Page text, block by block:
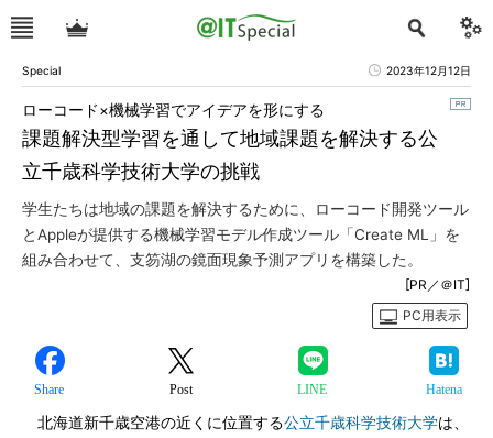
Special 2023年12月12日
課題解決型学習を通して地域課題を解決する公
立千歳科学技術大学の挑戦
ローコード×機械学習でアイデアを形にする
学生たちは地域の課題を解決するために、ローコード開発ツール
とAppleが提供する機械学習モデル作成ツール「Create ML」を
組み合わせて、支笏湖の鏡面現象予測アプリを構築した。
[PR／＠IT]
PC用表示
Share Post LINE Hatena
北海道新千歳空港の近くに位置する公立千歳科学技術大学は、